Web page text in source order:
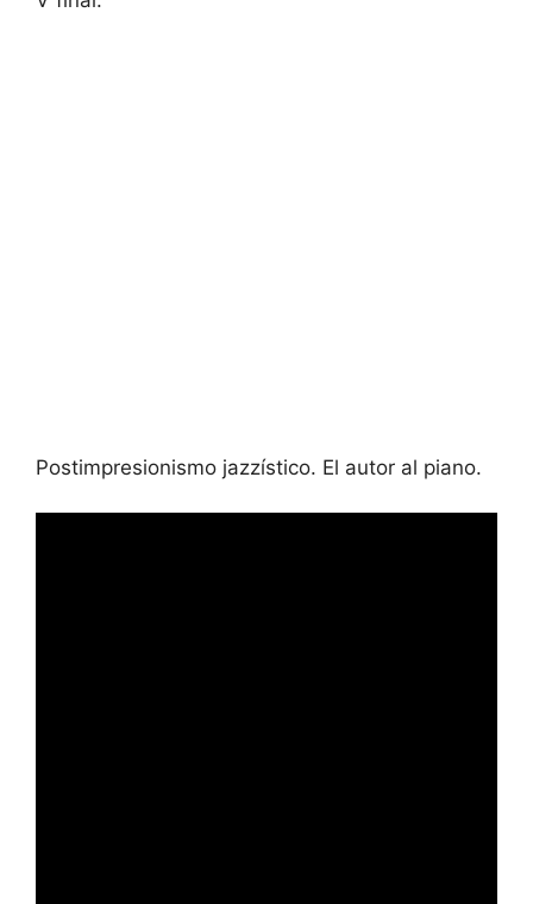
Postimpresionismo jazzístico. El autor al piano.